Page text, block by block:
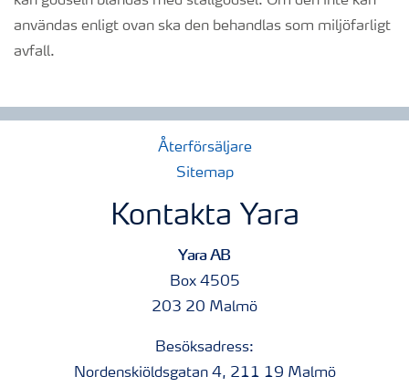
användas enligt ovan ska den behandlas som miljöfarligt
avfall.
Återförsäljare
Sitemap
Kontakta Yara
Yara AB
Box 4505
203 20 Malmö
Besöksadress:
Nordenskiöldsgatan 4, 211 19 Malmö